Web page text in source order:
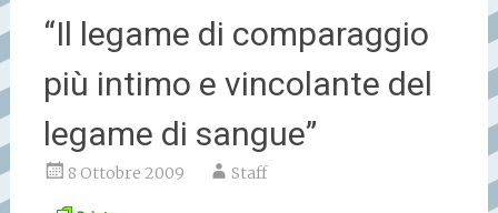
“Il legame di comparaggio
più intimo e vincolante del
legame di sangue”
8 Ottobre 2009 Staff